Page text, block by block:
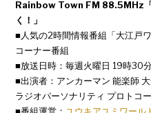
Rainbow Town FM 88.5MHz「
く！」
■人気の2時間情報番組「大江戸
コーナー番組
■放送日時：毎週火曜日 19時30
■出演者：アンカーマン 能楽師
ラジオパーソナリティ プロト
■番組運営： ユウキアユミワール